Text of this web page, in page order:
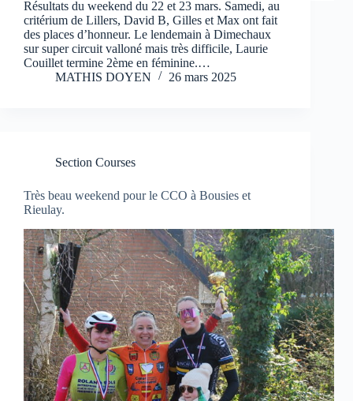
Résultats du weekend du 22 et 23 mars. Samedi, au
critérium de Lillers, David B, Gilles et Max ont fait
des places d’honneur. Le lendemain à Dimechaux
sur super circuit valloné mais très difficile, Laurie
Couillet termine 2ème en féminine.…
MATHIS DOYEN
26 mars 2025
Section Courses
Très beau weekend pour le CCO à Bousies et
Rieulay.